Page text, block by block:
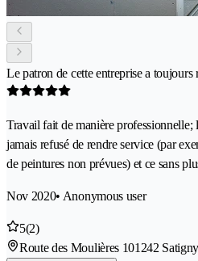
Le patron de cette entreprise a toujours
Travail fait de manière professionnelle;
jamais refusé de rendre service (par
de peintures non prévues) et ce sans
Nov 2020• Anonymous user
5(2)
Route des Moulières 101242 Satigny